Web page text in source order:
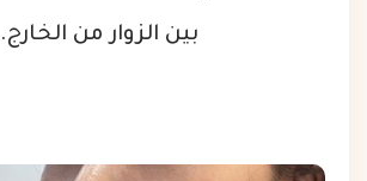
بين الزوار من الخارج.